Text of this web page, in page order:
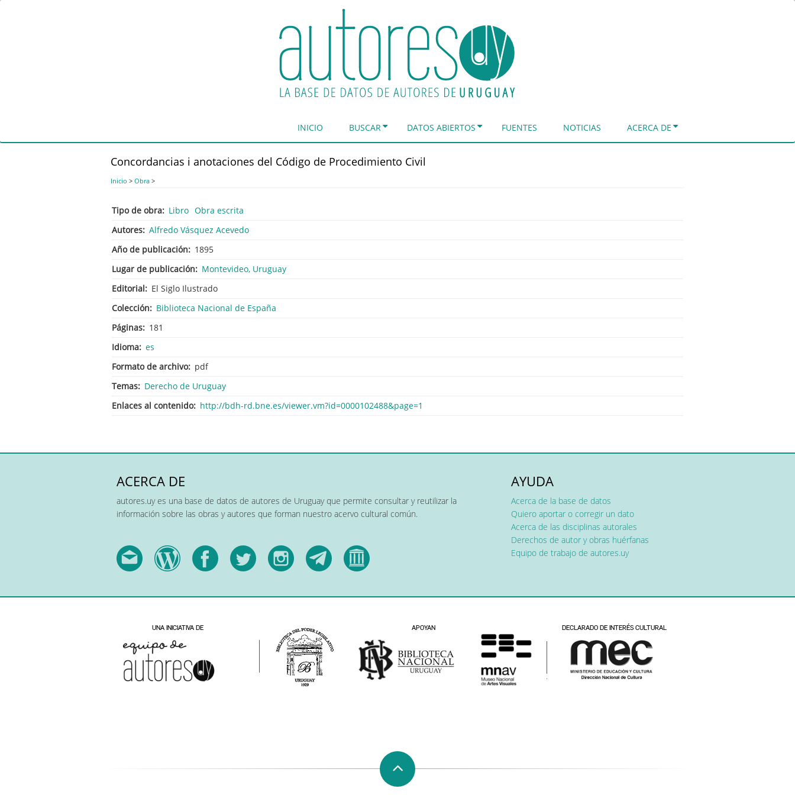
INICIO BUSCAR DATOS ABIERTOS FUENTES NOTICIAS ACERCA DE
Concordancias i anotaciones del Código de Procedimiento Civil
Inicio > Obra >
Tipo de obra Libro Obra escrita
Autores Alfredo Vásquez Acevedo
Año de publicación
1895
Lugar de publicación
Montevideo, Uruguay
Editorial
El Siglo Ilustrado
Colección
Biblioteca Nacional de España
Páginas
181
Idioma es
Formato de archivo
pdf
Temas
Derecho de Uruguay
Enlaces al contenido
http://bdh-rd.bne.es/viewer.vm?id=0000102488&page=1
ACERCA DE
autores.uy es una base de datos de autores de Uruguay que permite consultar y reutilizar la
información sobre las obras y autores que forman nuestro acervo cultural común.
AYUDA
Acerca de la base de datos
Quiero aportar o corregir un dato
Acerca de las disciplinas autorales
Derechos de autor y obras huérfanas
Equipo de trabajo de autores.uy